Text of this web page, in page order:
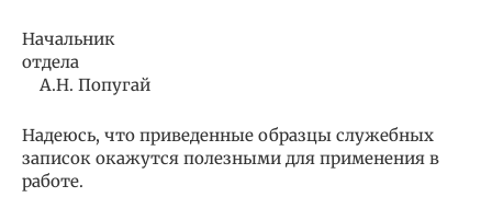
Начальник
отдела
А.Н. Попугай
Надеюсь, что приведенные образцы служебных
записок окажутся полезными для применения в
работе.